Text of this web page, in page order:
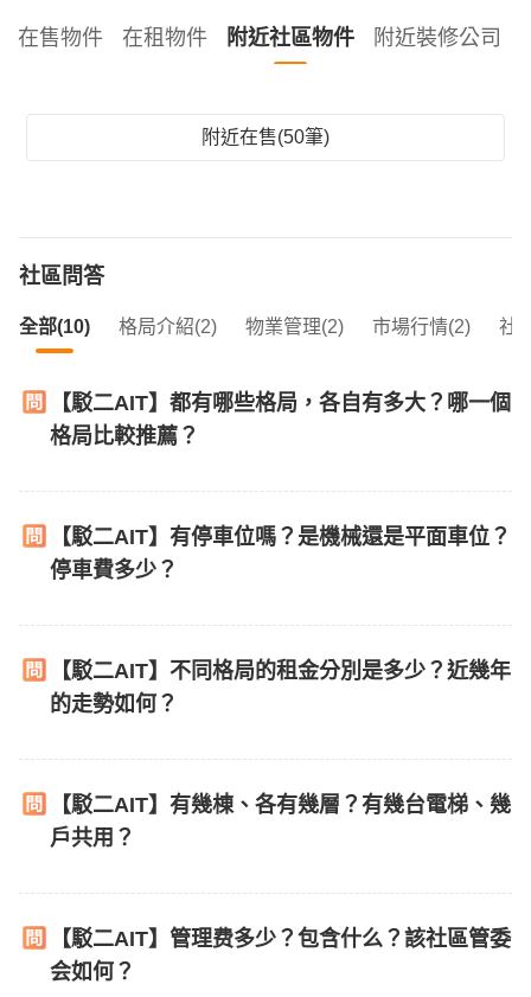
在售物件 在租物件 附近社區物件 附近裝修公司
附近在售(50筆)
社區問答
全部(10) 格局介紹(2) 物業管理(2) 市場行情(2) 社
【駁二AIT】都有哪些格局，各自有多大？哪一個
格局比較推薦？
【駁二AIT】有停車位嗎？是機械還是平面車位？
停車費多少？
【駁二AIT】不同格局的租金分別是多少？近幾年
的走勢如何？
【駁二AIT】有幾棟、各有幾層？有幾台電梯、幾
戶共用？
【駁二AIT】管理费多少？包含什么？該社區管委
会如何？